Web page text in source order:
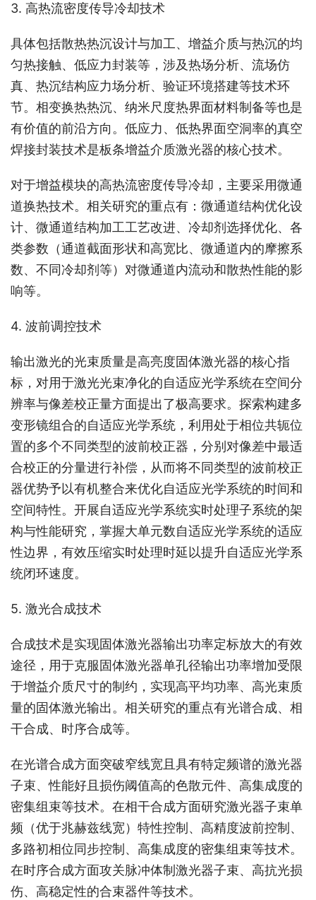
3. 高热流密度传导冷却技术
具体包括散热热沉设计与加工、增益介质与热沉的均
匀热接触、低应力封装等，涉及热场分析、流场仿
真、热沉结构应力场分析、验证环境搭建等技术环
节。相变换热热沉、纳米尺度热界面材料制备等也是
有价值的前沿方向。低应力、低热界面空洞率的真空
焊接封装技术是板条增益介质激光器的核心技术。
对于增益模块的高热流密度传导冷却，主要采用微通
道换热技术。相关研究的重点有：微通道结构优化设
计、微通道结构加工工艺改进、冷却剂选择优化、各
类参数（通道截面形状和高宽比、微通道内的摩擦系
数、不同冷却剂等）对微通道内流动和散热性能的影
响等。
4. 波前调控技术
输出激光的光束质量是高亮度固体激光器的核心指
标，对用于激光光束净化的自适应光学系统在空间分
辨率与像差校正量方面提出了极高要求。探索构建多
变形镜组合的自适应光学系统，利用处于相位共轭位
置的多个不同类型的波前校正器，分别对像差中最适
合校正的分量进行补偿，从而将不同类型的波前校正
器优势予以有机整合来优化自适应光学系统的时间和
空间特性。开展自适应光学系统实时处理子系统的架
构与性能研究，掌握大单元数自适应光学系统的适应
性边界，有效压缩实时处理时延以提升自适应光学系
统闭环速度。
5. 激光合成技术
合成技术是实现固体激光器输出功率定标放大的有效
途径，用于克服固体激光器单孔径输出功率增加受限
于增益介质尺寸的制约，实现高平均功率、高光束质
量的固体激光输出。相关研究的重点有光谱合成、相
干合成、时序合成等。
在光谱合成方面突破窄线宽且具有特定频谱的激光器
子束、性能好且损伤阈值高的色散元件、高集成度的
密集组束等技术。在相干合成方面研究激光器子束单
频（优于兆赫兹线宽）特性控制、高精度波前控制、
多路初相位同步控制、高集成度的密集组束等技术。
在时序合成方面攻关脉冲体制激光器子束、高抗光损
伤、高稳定性的合束器件等技术。